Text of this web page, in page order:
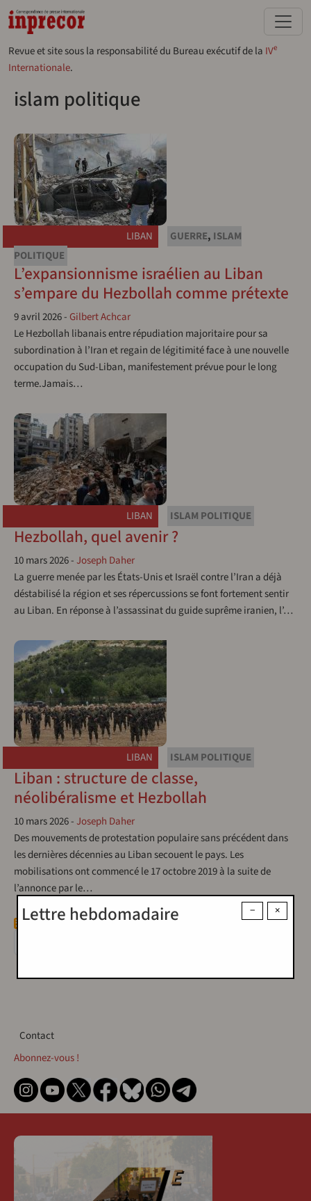
Aller au contenu principal
Revue et site sous la responsabilité du Bureau exécutif de la IVe
Internationale.
islam politique
LIBAN GUERRE, ISLAM
POLITIQUE
L’expansionnisme israélien au Liban
s’empare du Hezbollah comme prétexte
9 avril 2026- Gilbert Achcar
Le Hezbollah libanais entre répudiation majoritaire pour sa
subordination à l’Iran et regain de légitimité face à une nouvelle
occupation du Sud-Liban, manifestement prévue pour le long
terme.Jamais…
LIBAN ISLAM POLITIQUE
Hezbollah, quel avenir ?
10 mars 2026-Joseph Daher
La guerre menée par les États-Unis et Israël contre l’Iran a déjà
déstabilisé la région et ses répercussions se font fortement sentir
au Liban. En réponse à l’assassinat du guide suprême iranien, l’…
LIBAN ISLAM POLITIQUE
Liban : structure de classe,
néolibéralisme et Hezbollah
10 mars 2026-Joseph Daher
Des mouvements de protestation populaire sans précédent dans
les dernières décennies au Liban secouent le pays. Les
mobilisations ont commencé le 17 octobre 2019 à la suite de
l’annonce par le…
×
−
Lettre hebdomadaire
Contact
Contact
Abonnez-vous !